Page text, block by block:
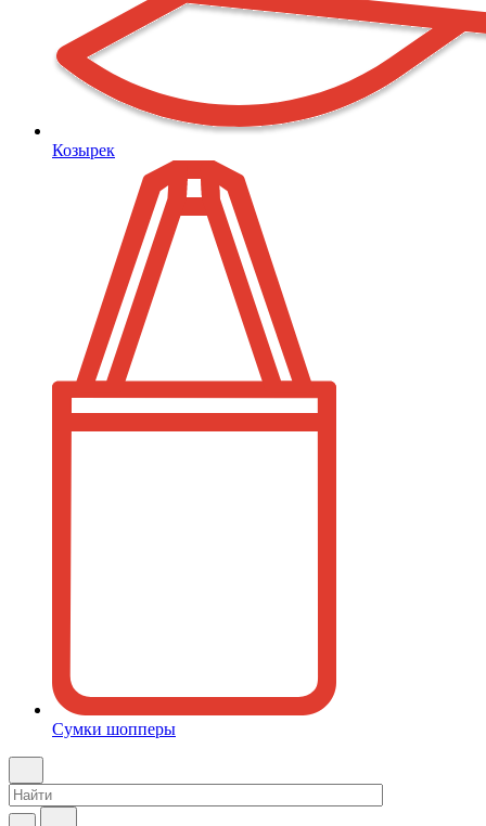
Козырек
Сумки шопперы